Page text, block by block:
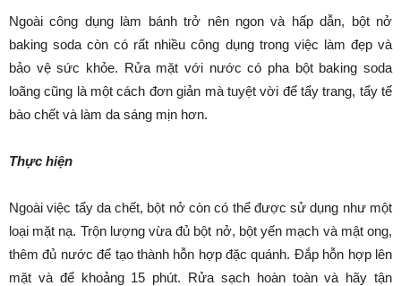
Ngoài công dụng làm bánh trở nên ngon và hấp dẫn, bột nở
baking soda còn có rất nhiều công dụng trong việc làm đẹp và
bảo vệ sức khỏe. Rửa mặt với nước có pha bột baking soda
loãng cũng là một cách đơn giản mà tuyệt vời để tẩy trang, tẩy tế
bào chết và làm da sáng mịn hơn.
Thực hiện
Ngoài việc tẩy da chết, bột nở còn có thể được sử dụng như một
loại mặt nạ. Trộn lượng vừa đủ bột nở, bột yến mạch và mật ong,
thêm đủ nước để tạo thành hỗn hợp đặc quánh. Đắp hỗn hợp lên
mặt và để khoảng 15 phút. Rửa sạch hoàn toàn và hãy tận